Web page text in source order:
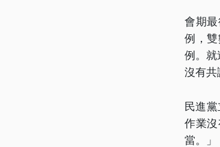
會期
例，
例。就
沒有共
民進
作業
當。」